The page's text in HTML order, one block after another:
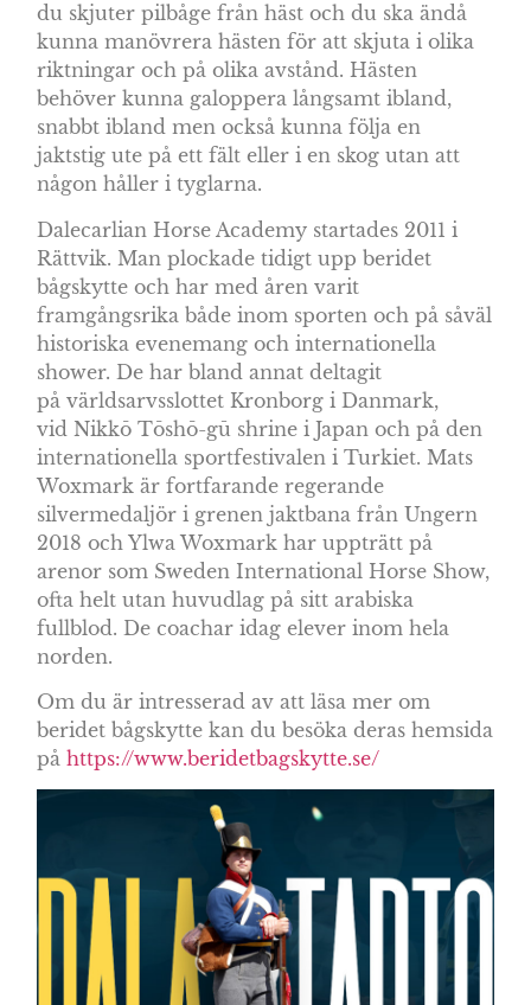
du skjuter pilbåge från häst och du ska ändå
kunna manövrera hästen för att skjuta i olika
riktningar och på olika avstånd. Hästen
behöver kunna galoppera långsamt ibland,
snabbt ibland men också kunna följa en
jaktstig ute på ett fält eller i en skog utan att
någon håller i tyglarna.
Dalecarlian Horse Academy startades 2011 i
Rättvik. Man plockade tidigt upp beridet
bågskytte och har med åren varit
framgångsrika både inom sporten och på såväl
historiska evenemang och internationella
shower. De har bland annat deltagit
på världsarvsslottet Kronborg i Danmark,
vid Nikkō Tōshō-gū shrine i Japan och på den
internationella sportfestivalen i Turkiet. Mats
Woxmark är fortfarande regerande
silvermedaljör i grenen jaktbana från Ungern
2018 och Ylwa Woxmark har uppträtt på
arenor som Sweden International Horse Show,
ofta helt utan huvudlag på sitt arabiska
fullblod. De coachar idag elever inom hela
norden.
Om du är intresserad av att läsa mer om
beridet bågskytte kan du besöka deras hemsida
påhttps://www.beridetbagskytte.se/